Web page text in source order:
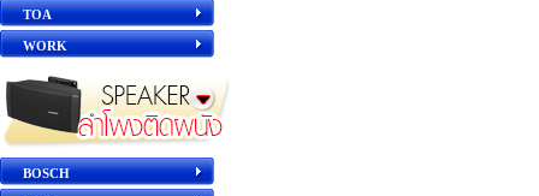
TOA
WORK
BOSCH